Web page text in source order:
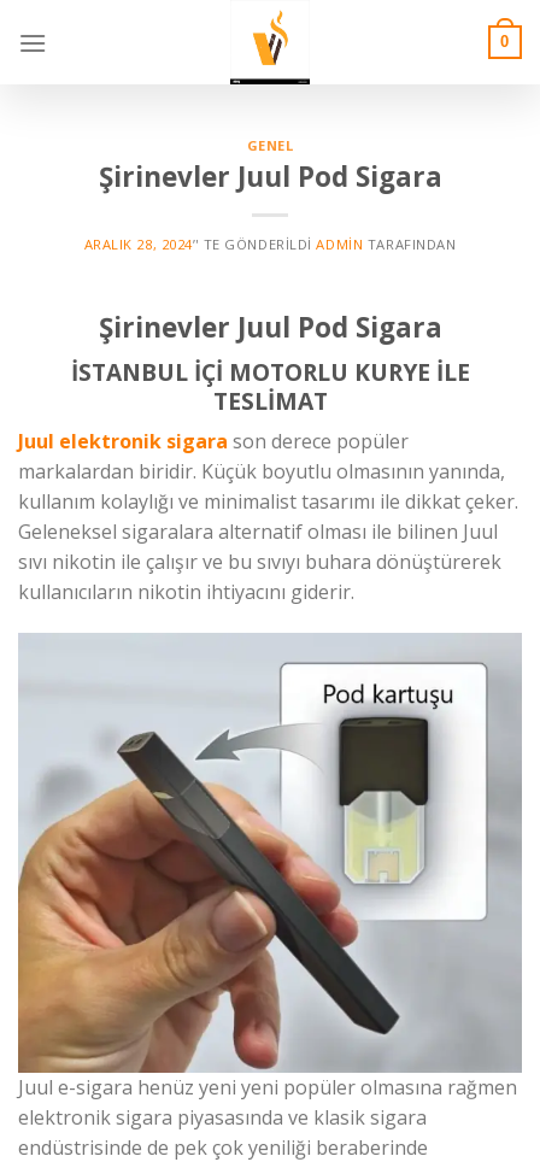
0
GENEL
Şirinevler Juul Pod Sigara
ARALIK 28, 2024’' TE GÖNDERILDI ADMIN TARAFINDAN
Şirinevler Juul Pod Sigara
İSTANBUL İÇİ MOTORLU KURYE İLE
TESLİMAT
Juul elektronik sigara son derece popüler
markalardan biridir. Küçük boyutlu olmasının yanında,
kullanım kolaylığı ve minimalist tasarımı ile dikkat çeker.
Geleneksel sigaralara alternatif olması ile bilinen Juul
sıvı nikotin ile çalışır ve bu sıvıyı buhara dönüştürerek
kullanıcıların nikotin ihtiyacını giderir.
Juul e-sigara henüz yeni yeni popüler olmasına rağmen
elektronik sigara piyasasında ve klasik sigara
endüstrisinde de pek çok yeniliği beraberinde